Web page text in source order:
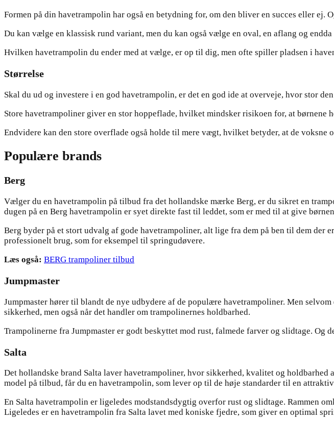
Formen på din havetrampolin har også en betydning for, om den bliver en succes eller ej.
Du kan vælge en klassisk rund variant, men du kan også vælge en oval, en aflang og endda
Hvilken havetrampolin du ender med at vælge, er op til dig, men ofte spiller pladsen i
Størrelse
Skal du ud og investere i en god havetrampolin, er det en god ide at overveje, hvor stor
Store havetrampoliner giver en stor hoppeflade, hvilket mindsker risikoen for, at børnene
Endvidere kan den store overflade også holde til mere vægt, hvilket betyder, at de voksne
Populære brands
Berg
Vælger du en havetrampolin på tilbud fra det hollandske mærke Berg, er du sikret en
dugen på en Berg havetrampolin er syet direkte fast til leddet, som er med til at give
Berg byder på et stort udvalg af gode havetrampoliner, alt lige fra dem på ben til dem
professionelt brug, som for eksempel til springudøvere.
Læs også: BERG trampoliner tilbud
Jumpmaster
Jumpmaster hører til blandt de nye udbydere af de populære havetrampoliner. Men
sikkerhed, men også når det handler om trampolinernes holdbarhed.
Trampolinerne fra Jumpmaster er godt beskyttet mod rust, falmede farver og slidtage.
Salta
Det hollandske brand Salta laver havetrampoliner, hvor sikkerhed, kvalitet og
model på tilbud, får du en havetrampolin, som lever op til de høje standarder til en
En Salta havetrampolin er ligeledes modstandsdygtig overfor rust og slidtage. Rammen
Ligeledes er en havetrampolin fra Salta lavet med koniske fjedre, som giver en optimal